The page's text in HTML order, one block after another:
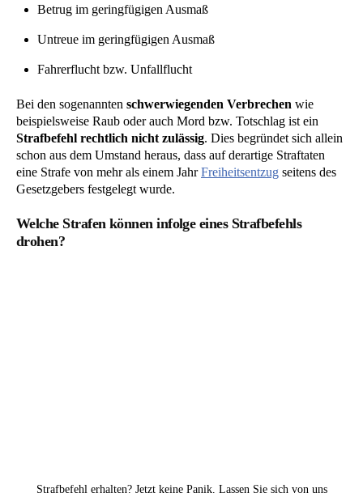
Betrug im geringfügigen Ausmaß
Untreue im geringfügigen Ausmaß
Fahrerflucht bzw. Unfallflucht
Bei den sogenannten schwerwiegenden Verbrechen wie
beispielsweise Raub oder auch Mord bzw. Totschlag ist ein
Strafbefehl rechtlich nicht zulässig. Dies begründet sich allein
schon aus dem Umstand heraus, dass auf derartige Straftaten
eine Strafe von mehr als einem JahrFreiheitsentzug seitens des
Gesetzgebers festgelegt wurde.
Welche Strafen können infolge eines Strafbefehls
drohen?
Strafbefehl erhalten? Jetzt keine Panik. Lassen Sie sich von uns